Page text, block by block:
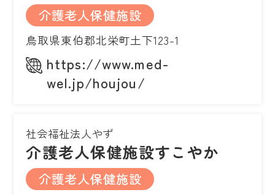
介護老人保健施設
鳥取県東伯郡北栄町土下123-1
https://www.med-
wel.jp/houjou/
社会福祉法人やず
介護老人保健施設すこやか
介護老人保健施設